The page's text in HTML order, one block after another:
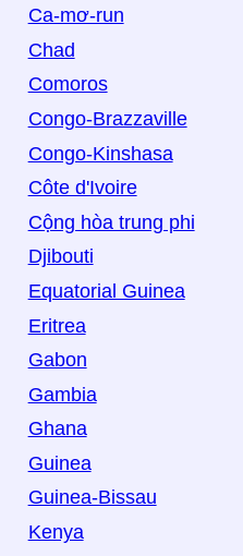
Ca-mơ-run
Chad
Comoros
Congo-Brazzaville
Congo-Kinshasa
Côte d'Ivoire
Cộng hòa trung phi
Djibouti
Equatorial Guinea
Eritrea
Gabon
Gambia
Ghana
Guinea
Guinea-Bissau
Kenya